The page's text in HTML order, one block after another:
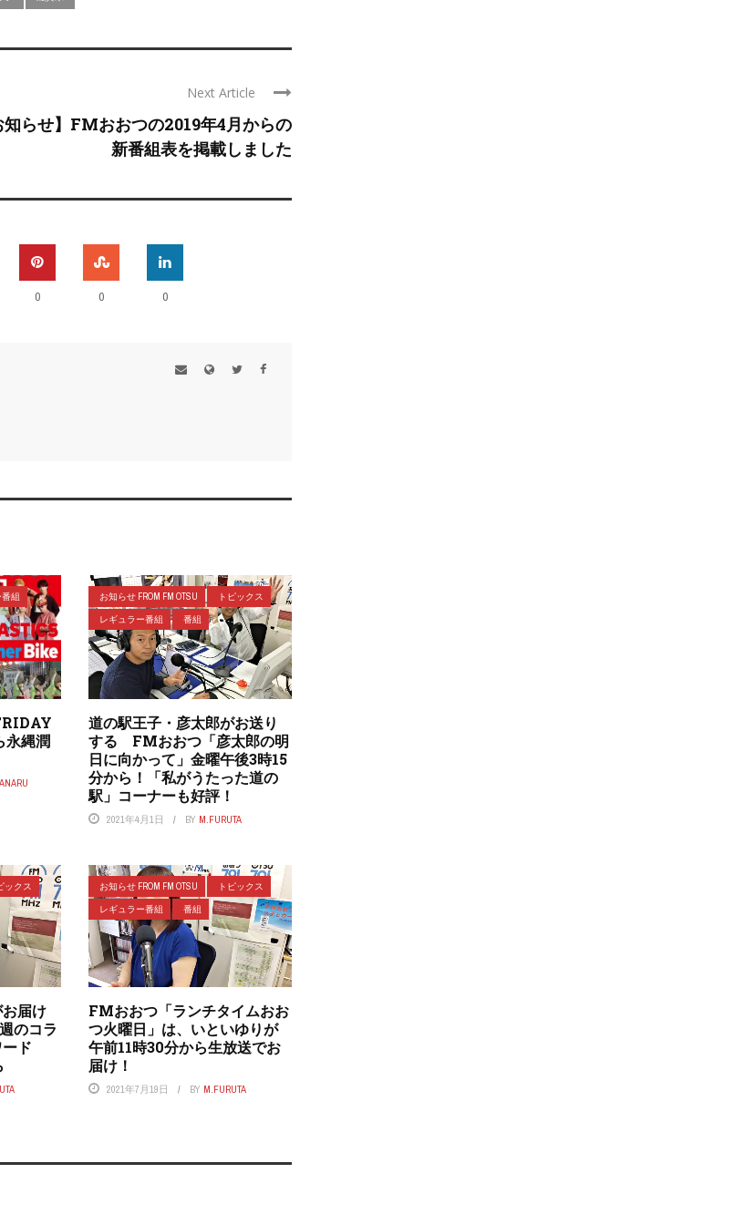
Next Article
知らせ】FMおおつの2019年4月からの
新番組表を掲載しました
0 0 0
組
永縄潤
お知らせ FROM FM OTSU
トピックス
レギュラー番組
番組
道の駅王子・彦太郎がお送り
する FMおおつ「彦太郎の明
日に向かって」金曜午後3時15
分から！「私がうたった道の
駅」コーナーも好評！
2021年4月1日 BY M.FURUTA
ックス
届け
のコラ
ド
お知らせ FROM FM OTSU
トピックス
レギュラー番組
番組
FMおおつ「ランチタイムおお
つ火曜日」は、いといゆりが
午前11時30分から生放送でお
届け！
2021年7月19日 BY M.FURUTA